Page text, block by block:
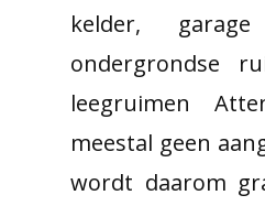
kelder,
ondergrondse
leegruimen
meestal geen
wordt daarom